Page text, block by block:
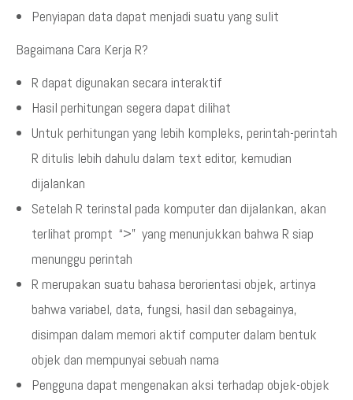
Penyiapan data dapat menjadi suatu yang sulit
Bagaimana Cara Kerja R?
R dapat digunakan secara interaktif
Hasil perhitungan segera dapat dilihat
Untuk perhitungan yang lebih kompleks, perintah-perintah
R ditulis lebih dahulu dalam text editor, kemudian
dijalankan
Setelah R terinstal pada komputer dan dijalankan, akan
terlihat prompt “>” yang menunjukkan bahwa R siap
menunggu perintah
R merupakan suatu bahasa berorientasi objek, artinya
bahwa variabel, data, fungsi, hasil dan sebagainya,
disimpan dalam memori aktif computer dalam bentuk
objek dan mempunyai sebuah nama
Pengguna dapat mengenakan aksi terhadap objek-objek